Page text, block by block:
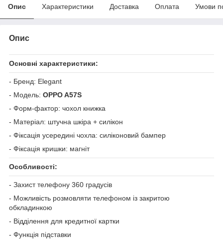
Опис Характеристики Доставка Оплата Умови
Опис
Основні характеристики:
- Бренд: Elegant
- Модель: OPPO A57S
- Форм-фактор: чохол книжка
- Матеріал: штучна шкіра + силікон
- Фіксація усередині чохла: силіконовий бампер
- Фіксація кришки: магніт
Особливості:
- Захист телефону 360 градусів
- Можливість розмовляти телефоном із закритою
обкладинкою
- Відділення для кредитної картки
- Функція підставки